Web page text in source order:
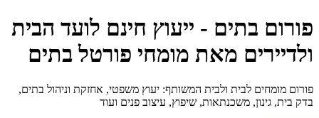
פורום בתים - ייעוץ חינם לועד הבית
ולדיירים מאת מומחי פורטל בתים
פורום מומחים לבית ולבית המשותף: יעוץ משפטי, אחזקת וניהול בתים,
בדק בית, גינון, משכנתאות, שיפוץ, עיצוב פנים ועוד